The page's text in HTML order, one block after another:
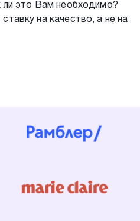
это Вам необходимо?
на качество, а не на